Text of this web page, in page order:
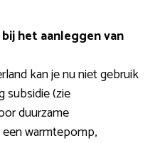
het aanleggen van
kan je nu niet gebruik
subsidie (zie
duurzame
warmtepomp,